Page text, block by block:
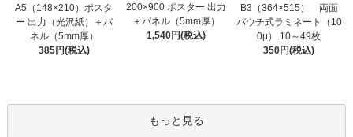
A5（148×210）ポスタ
ー 出力（光沢紙）＋パ
ネル（5mm厚）
385円(税込)
200×900 ポスター 出力
＋パネル（5mm厚）
1,540円(税込)
B3（364×515） 両面
パウチ式ラミネート（10
0μ） 10～49枚
350円(税込)
もっと見る